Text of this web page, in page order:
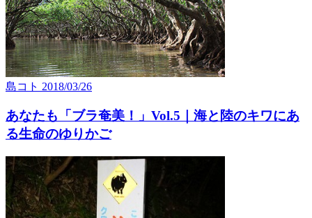
島コト 2018/03/26
あなたも「ブラ奄美！」Vol.5｜海と陸のキワにあ
る生命のゆりかご